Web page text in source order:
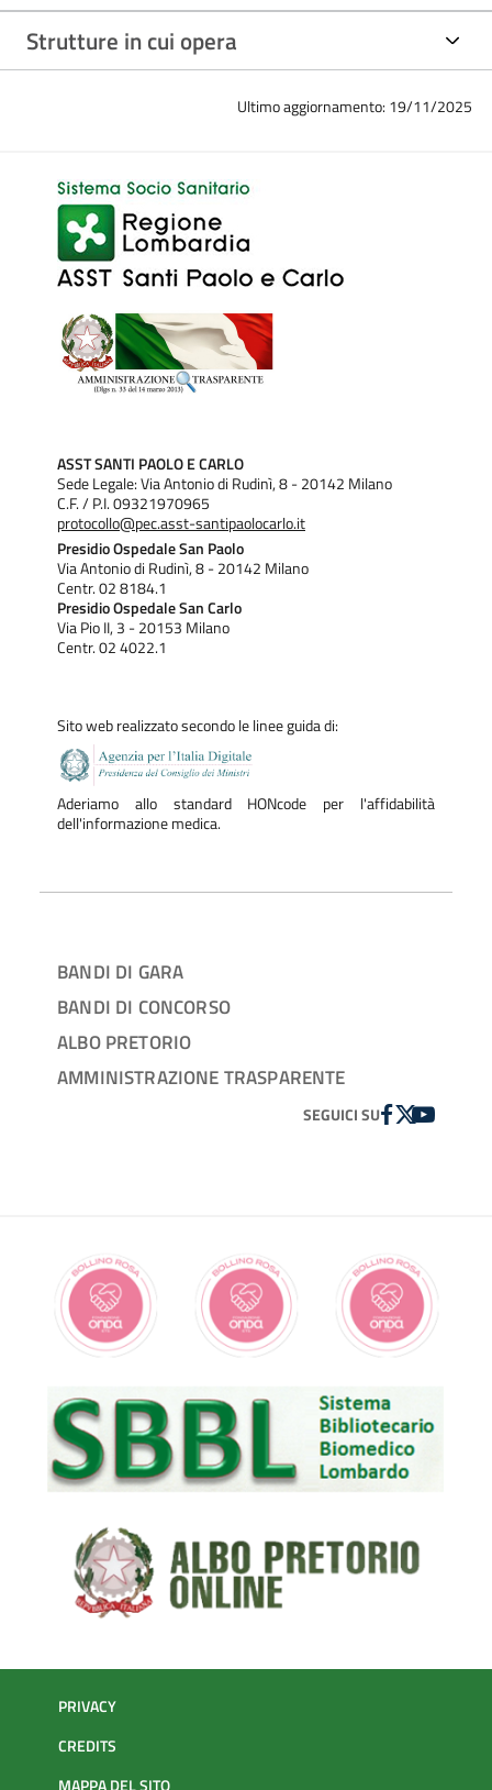
Strutture in cui opera
Ultimo aggiornamento: 19/11/2025
ASST SANTI PAOLO E CARLO
Sede Legale: Via Antonio di Rudinì, 8 - 20142 Milano
C.F. / P.I. 09321970965
protocollo@pec.asst-santipaolocarlo.it
Presidio Ospedale San Paolo
Via Antonio di Rudinì, 8 - 20142 Milano
Centr. 02 8184.1
Presidio Ospedale San Carlo
Via Pio II, 3 - 20153 Milano
Centr. 02 4022.1
Sito web realizzato secondo le linee guida di:
Aderiamo allo standard HONcode per l'affidabilità
dell'informazione medica.
BANDI DI GARA
BANDI DI CONCORSO
ALBO PRETORIO
AMMINISTRAZIONE TRASPARENTE
SEGUICI SUFACEBOOK
TWITTER
YOUTUBE
PRIVACY
CREDITS
MAPPA DEL SITO